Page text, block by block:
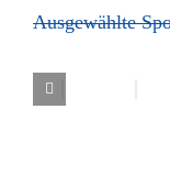
Ausgewählte